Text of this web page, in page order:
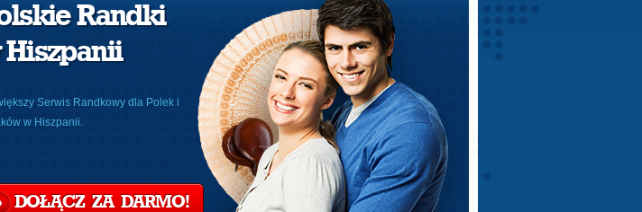
Randki
Hiszpanii
Serwis Randkowy dla Polek i
w Hiszpanii.
DOŁĄCZ ZA DARMO!